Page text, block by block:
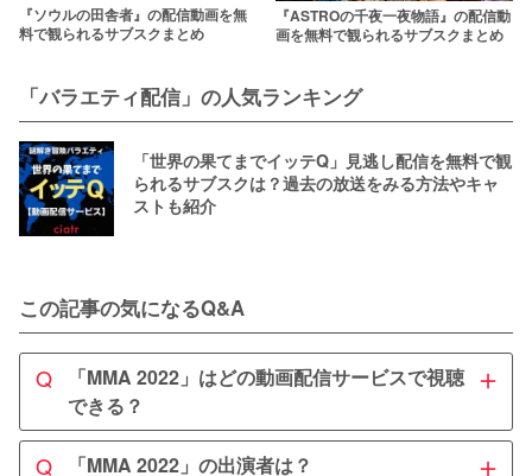
『ソウルの田舎者』の配信動画を無
料で観られるサブスクまとめ
『ASTROの千夜一夜物語』の配信動
画を無料で観られるサブスクまとめ
「バラエティ配信」の人気ランキング
「世界の果てまでイッテQ」見逃し配信を無料で観
られるサブスクは？過去の放送をみる方法やキャ
ストも紹介
この記事の気になるQ&A
Q
「MMA 2022」はどの動画配信サービスで視聴
できる？
＋
A
「MMA 2022」は、2022年11月26日(土)の19時より
U-NE
Q 「MMA 2022」の出演者は？ ＋